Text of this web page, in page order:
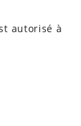
autorisé à